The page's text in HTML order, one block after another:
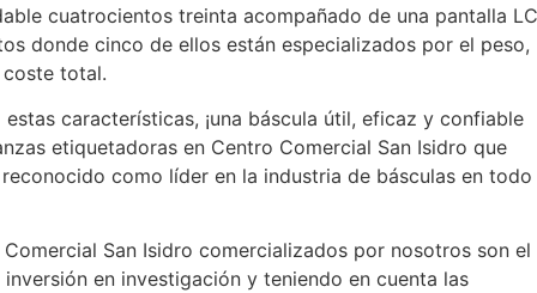
cuatrocientos treinta acompañado de una pantalla
donde cinco de ellos están especializados por el peso,
total.
características, ¡una báscula útil, eficaz y confiable
etiquetadoras en Centro Comercial San Isidro que
como líder en la industria de básculas en todo
San Isidro comercializados por nosotros son el
en investigación y teniendo en cuenta las